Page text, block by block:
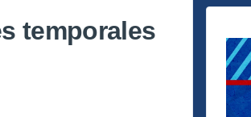
temporales